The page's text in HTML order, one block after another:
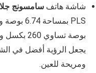
شاشة هاتف سامسونج
PLS بمساحة 6.74 بوصة
بوصة تساوي 260
يجعل الرؤية أفضل في
ومريحة للعين.